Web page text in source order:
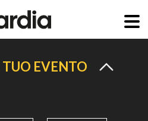
TUO EVENTO